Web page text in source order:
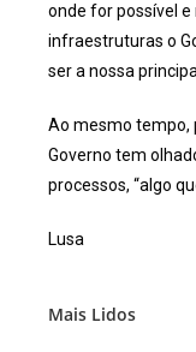
onde for possível
infraestruturas o
ser a nossa
Ao mesmo tempo,
Governo tem
processos, “algo
Lusa
Mais Lidos